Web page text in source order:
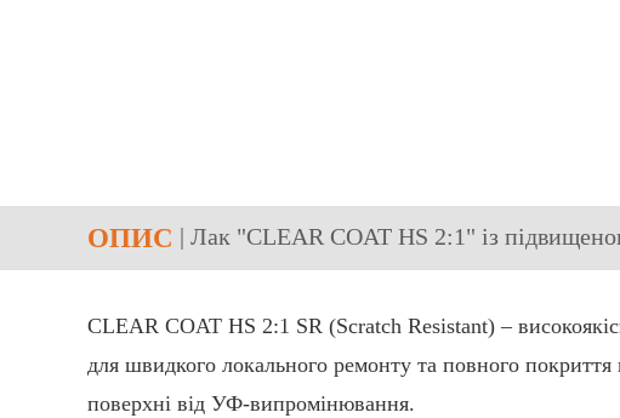
ОПИС | Лак "CLEAR COAT HS 2:1" із
CLEAR COAT HS 2:1 SR (Scratch Resistant) –
для швидкого локального ремонту та повного
поверхні від УФ-випромінювання.